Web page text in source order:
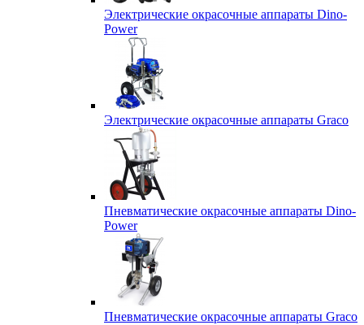
Электрические окрасочные аппараты Dino-
Power
Электрические окрасочные аппараты Graco
Пневматические окрасочные аппараты Dino-
Power
Пневматические окрасочные аппараты Graco